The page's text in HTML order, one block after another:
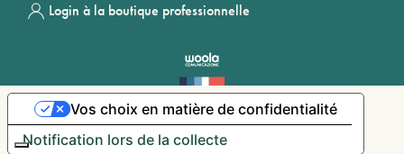
Login à la boutique professionnelle
Notification lors de la collecte
Vos choix en matière de confidentialité